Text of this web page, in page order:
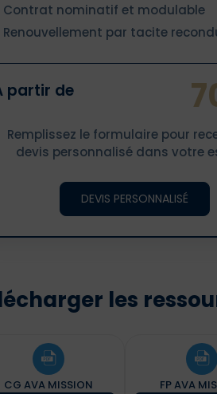
Contrat nominatif et modulable
Renouvellement par tacite
partir de
Remplissez le formulaire pour
devis personnalisé dans votre
DEVIS PERSONNALISÉ
les
CG AVA MISSION FP AVA